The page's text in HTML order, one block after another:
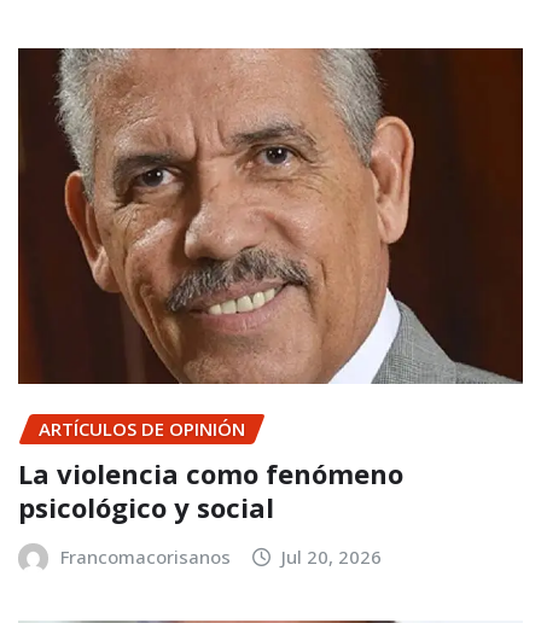
ARTÍCULOS DE OPINIÓN
La violencia como fenómeno
psicológico y social
Francomacorisanos Jul 20, 2026